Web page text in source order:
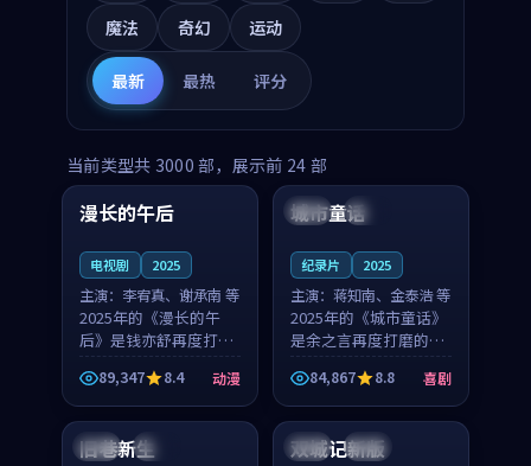
魔法
奇幻 运动
最新 最热 评分
当前类型共 3000 部，展示前 24 部
中国 高分
99:16
漫长的午后
电视剧 2025
主演： 李宥真、谢承南 等
2025年的《漫长的午
后》是钱亦舒再度打磨
的动漫佳作。中国大陆
的取景与海岛日常的氛
围相互成就，李宥真与
谢承南的对手戏自然克
制，让整部影片在悬念
89,347 8.4 动漫
美国 院线
城市童话
纪录片 2025
主演： 蒋知南、金泰浩 等
2025年的《城市童话》
是余之言再度打磨的喜
剧佳作。美国的取景与
历史战争的氛围相互成
就，蒋知南与金泰浩的
对手戏自然克制，让整
部影片在悬念与温度
84,867 8.8 喜剧
英国 完结
旧巷新生 中国 独播
双城记新版